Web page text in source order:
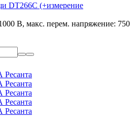
DT266C (+измерение
В, мaкс. перем. напряжение: 750